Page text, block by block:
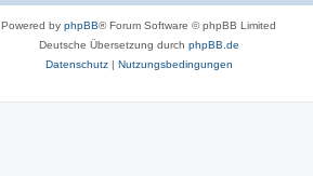
Powered by phpBB® Forum Software © phpBB Limited
Deutsche Übersetzung durch phpBB.de
Datenschutz| Nutzungsbedingungen